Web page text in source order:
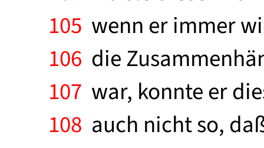
105 wenn er immer
106 die
107 war, konnte er
108 auch nicht so,